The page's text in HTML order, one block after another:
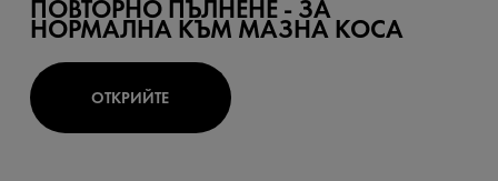
ПОВТОРНО ПЪЛНЕНЕ - ЗА
НОРМАЛНА КЪМ МАЗНА КОСА
ОТКРИЙТЕ